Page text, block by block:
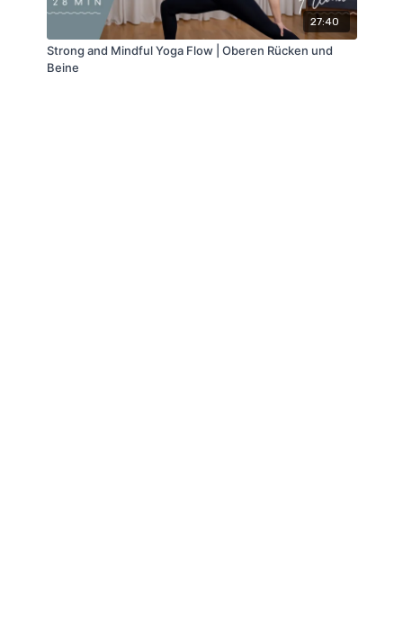
27:40
Strong and Mindful Yoga Flow | Oberen Rücken und
Beine